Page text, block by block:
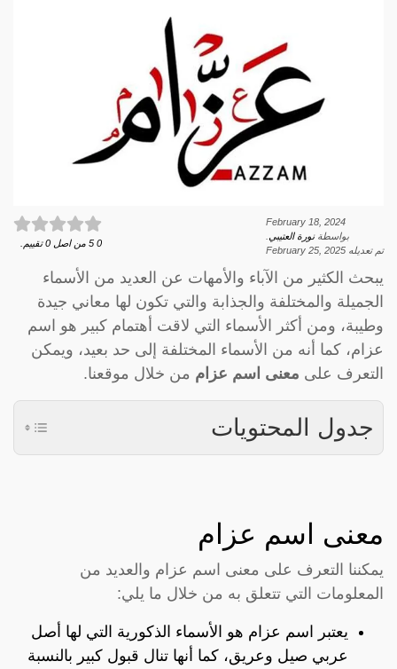
February 18, 2024
بواسطةنورة العتيبي
تم تعديله February 25, 2025
0
5 من اصل 0 تقييم.
يبحث الكثير من الآباء والأمهات عن العديد من الأسماء
الجميلة والمختلفة والجذابة والتي تكون لها معاني جيدة
وطيبة، ومن أكثر الأسماء التي لاقت أهتمام كبير هو اسم
عزام، كما أنه من الأسماء المختلفة إلى حد بعيد، ويمكن
التعرف على معنى اسم عزام من خلال موقعنا.
جدول المحتويات
معنى اسم عزام
يمكننا التعرف على معنى اسم عزام والعديد من
المعلومات التي تتعلق به من خلال ما يلي:
يعتبر اسم عزام هو الأسماء الذكورية التي لها أصل
عربي صيل وعريق، كما أنها تنال قبول كبير بالنسبة